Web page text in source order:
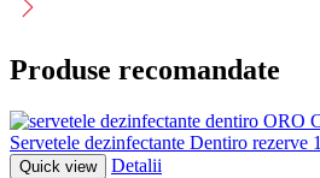
Produse recomandate
ORO
Servetele dezinfectante Dentiro rezerve
Quick view Detalii